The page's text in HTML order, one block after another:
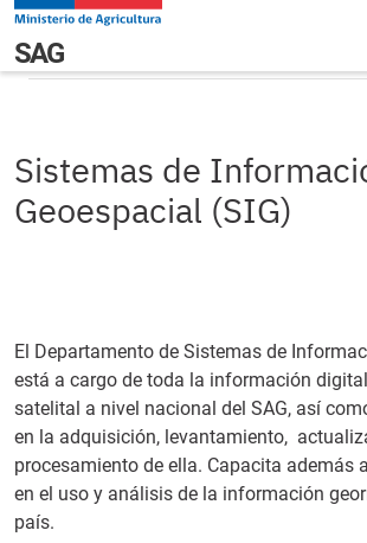
Pasar al contenido principal
Navegación principal
SAGSistemas de Información Geoespacial (SIG)
Sistemas de
Geoespacial (SIG)
El Departamento de Sistemas de
está a cargo de toda la información
satelital a nivel nacional del SAG, así
en la adquisición, levantamiento,
procesamiento de ella. Capacita además
en el uso y análisis de la información
país.